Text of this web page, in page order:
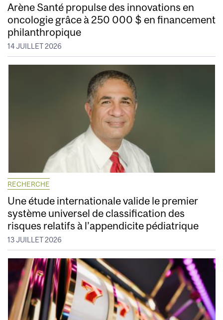
Arène Santé propulse des innovations en
oncologie grâce à 250 000 $ en financement
philanthropique
14 JUILLET 2026
RECHERCHE
Une étude internationale valide le premier
système universel de classification des
risques relatifs à l’appendicite pédiatrique
13 JUILLET 2026